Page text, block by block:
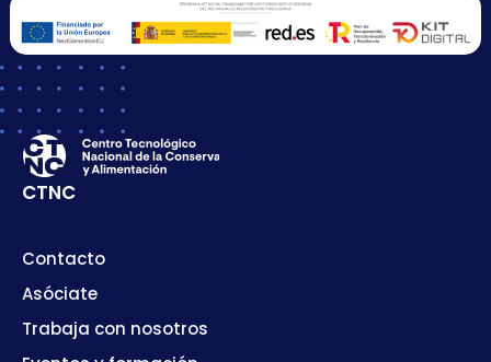
CTNC
Contacto
Asóciate
Trabaja con nosotros